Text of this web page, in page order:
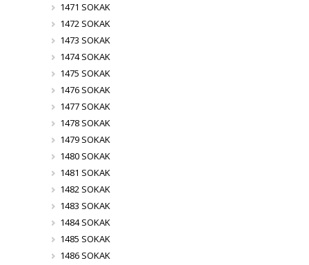
1471 SOKAK
1472 SOKAK
1473 SOKAK
1474 SOKAK
1475 SOKAK
1476 SOKAK
1477 SOKAK
1478 SOKAK
1479 SOKAK
1480 SOKAK
1481 SOKAK
1482 SOKAK
1483 SOKAK
1484 SOKAK
1485 SOKAK
1486 SOKAK